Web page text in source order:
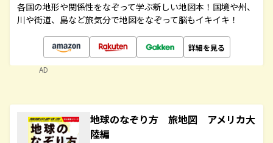
各国の地形や関係性をなぞって学ぶ新しい地図本！国境や州、
川や街道、島など旅気分で地図をなぞって脳もイキイキ！
詳細を見る
AD
地球のなぞり方 旅地図 アメリカ大
陸編